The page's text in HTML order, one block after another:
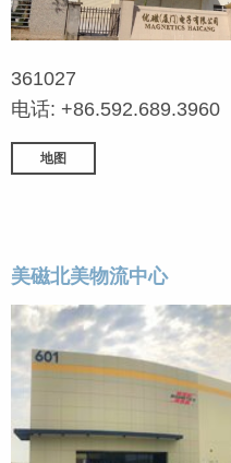
361027
电话: +86.592.689.3960
地图
美磁北美物流中心